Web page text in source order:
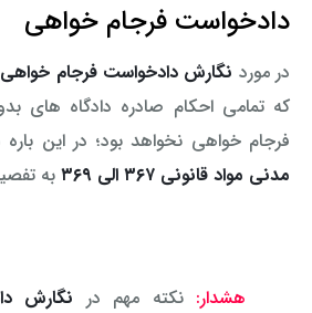
دادخواست فرجام خواهی
در مورد نگارش دادخواست فرجام خواهی
که تمامی احکام صادره دادگاه های
فرجام خواهی نخواهد بود؛ در این باره
مدنی مواد قانونی ۳۶۷ الی ۳۶۹
به
هشدار:نکته مهم در نگارش